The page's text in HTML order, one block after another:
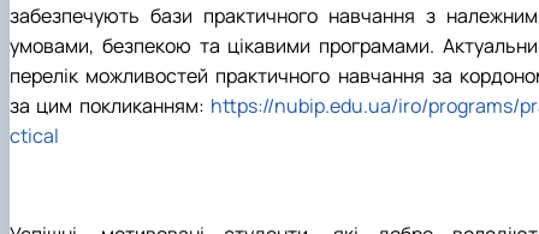
забезпечують бази практичного навчання з
умовами, безпекою та цікавими програмами.
перелік можливостей практичного навчання за
за цим покликанням: https://nubip.edu.ua/iro/programs/
ctical